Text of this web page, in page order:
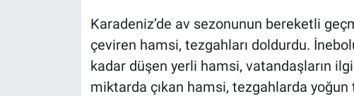
Karadeniz’de av sezonunun bereketli
çeviren hamsi, tezgahları doldurdu.
kadar düşen yerli hamsi, vatandaşların
miktarda çıkan hamsi, tezgahlarda